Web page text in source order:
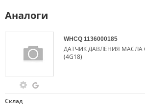
Аналоги
WHCQ 1136000185
ДАТЧИК ДАВЛЕНИЯ МАСЛА
(4G18)
Склад